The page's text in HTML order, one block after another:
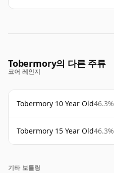
Tobermory의 다른 주류
코어 레인지
Tobermory 10 Year Old46.3%
Tobermory 15 Year Old46.3%
기타 보틀링